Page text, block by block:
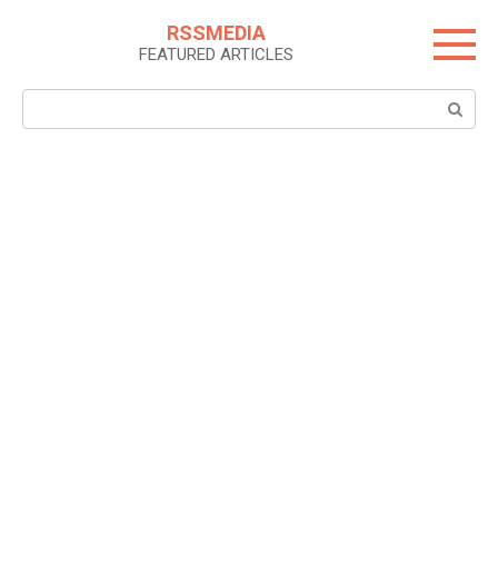
RSSMEDIA
FEATURED ARTICLES
Search: